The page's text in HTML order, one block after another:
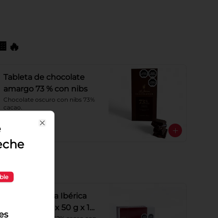
Tableta de chocolate
amargo 73 % con nibs
Chocolate oscuro con nibs 73%
cacao.
Barra fondy La Ibérica
sin azúcar sp x 50 g x 10